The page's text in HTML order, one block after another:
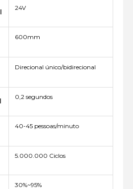
24V
600mm
Direcional único/bidirecional
0,2 segundos
40-45 pessoas/minuto
5.000.000 Ciclos
30%~95%